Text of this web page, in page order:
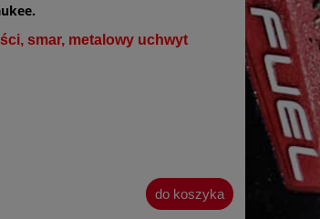
smar, metalowy uchwyt
do koszyka